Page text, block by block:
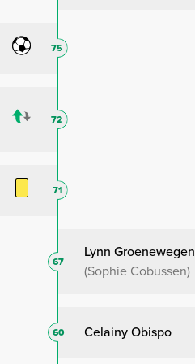
75
72
71
Lynn Groenewegen
Sophie Cobussen
67
Celainy Obispo
60